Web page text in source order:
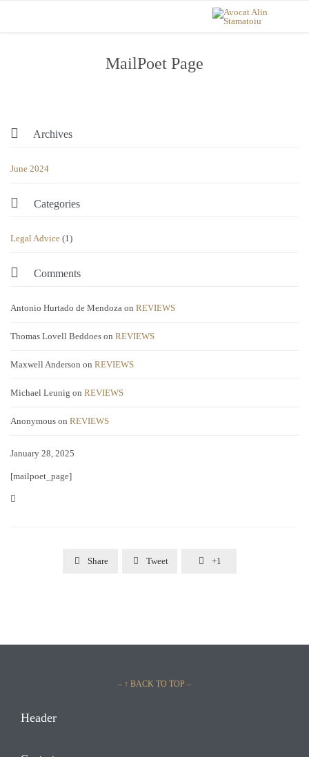
MailPoet Page
 Archives
June 2024
 Categories
Legal Advice (1)
 Comments
Antonio Hurtado de Mendoza on REVIEWS
Thomas Lovell Beddoes on REVIEWS
Maxwell Anderson on REVIEWS
Michael Leunig on REVIEWS
Anonymous on REVIEWS
January 28, 2025
[mailpoet_page]

 Share  Tweet  +1
– ↑ BACK TO TOP –
Header